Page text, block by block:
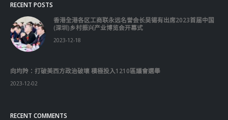
RECENT POSTS
香港全港各区工商联永远名誉会长吴锡有出席2023首届中国
(深圳)乡村振兴产业博览会开幕式
2023-12-18
向均羚：打破美西方政治破壞 積極投入1210區議會選舉
2023-12-02
RECENT COMMENTS